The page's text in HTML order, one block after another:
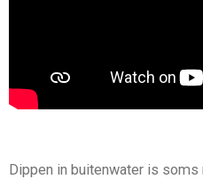
Dippen in buitenwater is